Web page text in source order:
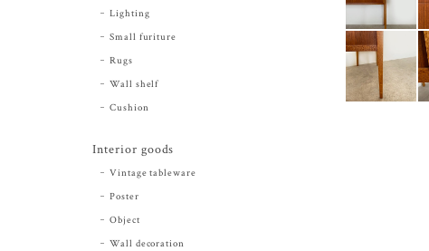
Lighting
Small furiture
Rugs
Wall shelf
Cushion
Interior goods
Vintage tableware
Poster
Object
Wall decoration